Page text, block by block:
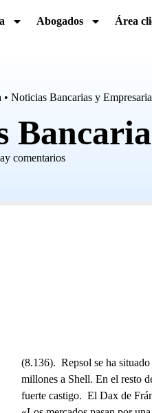
Abogados Área
• Noticias Bancarias y
comentarios
(8.136). Repsol se ha
millones a Shell. En el resto
fuerte castigo. El Dax de